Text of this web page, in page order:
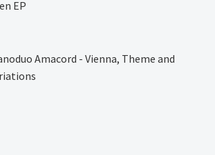
EP
Amacord - Vienna, Theme and